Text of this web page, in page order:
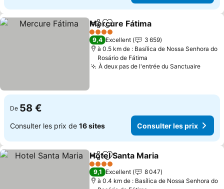
PartagerAjouter à mes favoris
Mercure Fátima
4 Étoiles
9,4 Excellent
3 659
à 0.5 km de : Basílica de Nossa Senhora do
Rosário de Fátima
À deux pas de l'entrée du Sanctuaire
De 58 €
Consulter les prix de 16 sites Consulter les prix
PartagerAjouter à mes favoris
Hotel Santa Maria
4 Étoiles
9,1 Excellent
8 047
à 0.4 km de : Basílica de Nossa Senhora do